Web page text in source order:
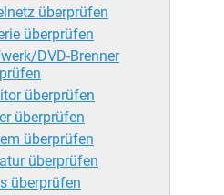
überprüfen
überprüfen
DVD-Brenner
überprüfen
überprüfen
überprüfen
überprüfen
überprüfen